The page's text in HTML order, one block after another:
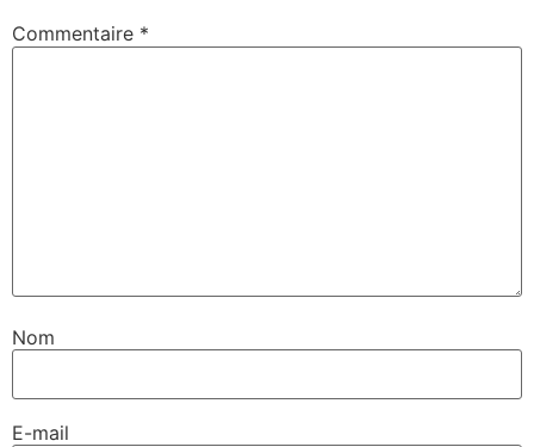
Commentaire *
Nom
E-mail